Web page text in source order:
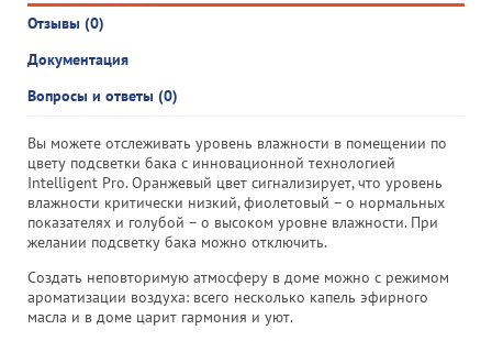
Отзывы (0)
Документация
Вопросы и ответы (0)
Вы можете отслеживать уровень влажности в помещении по
цвету подсветки бака с инновационной технологией
Intelligent Pro. Оранжевый цвет сигнализирует, что уровень
влажности критически низкий, фиолетовый – о нормальных
показателях и голубой – о высоком уровне влажности. При
желании подсветку бака можно отключить.
Создать неповторимую атмосферу в доме можно с режимом
ароматизации воздуха: всего несколько капель эфирного
масла и в доме царит гармония и уют.